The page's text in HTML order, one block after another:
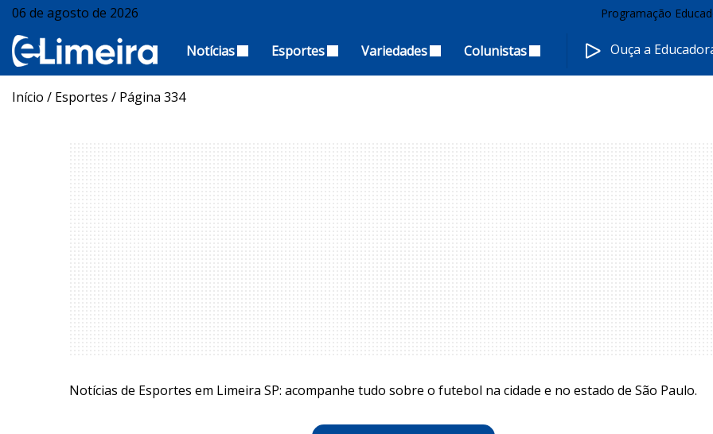
06 de agosto de 2026 Programação
Notícias Esportes Variedades Colunistas Ouça a
Início / Esportes / Página 334
Notícias de Esportes em Limeira SP: acompanhe tudo sobre o futebol na cidade e no estado de São Paulo.